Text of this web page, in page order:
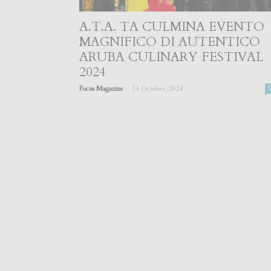
A.T.A. TA CULMINA EVENTO
MAGNIFICO DI AUTENTICO
ARUBA CULINARY FESTIVAL
2024
Focus Magazine 14 October, 2024 0